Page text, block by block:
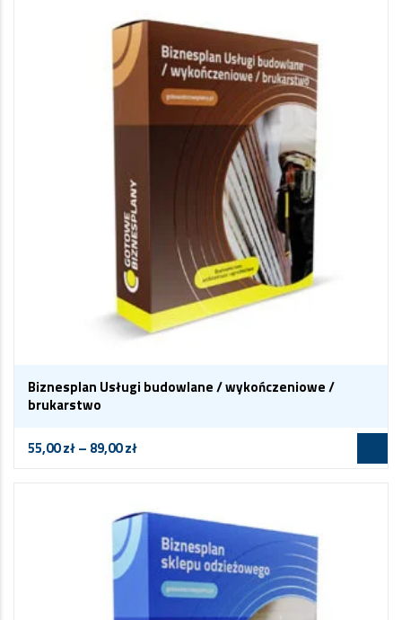
Biznesplan Usługi budowlane / wykończeniowe /
brukarstwo
55,00zł– 89,00zł